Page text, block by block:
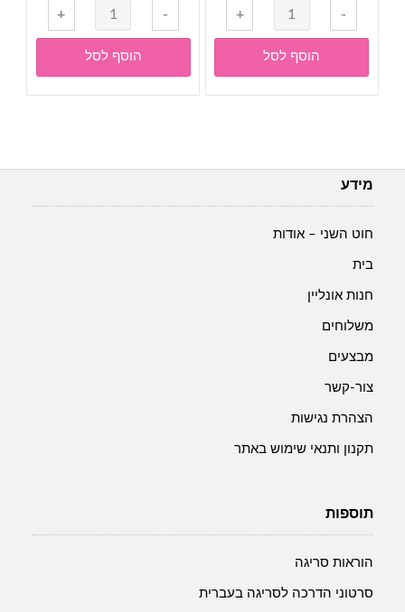
-
כמות
של
חוט
תפירה
קונוס
+
הוסף לסל
-
כמות
של
חוט
תפירה
קטן
+
הוסף לסל
מידע
חוט השני – אודות
בית
חנות אונליין
משלוחים
מבצעים
צור-קשר
הצהרת נגישות
תקנון ותנאי שימוש באתר
תוספות
הוראות סריגה
סרטוני הדרכה לסריגה בעברית